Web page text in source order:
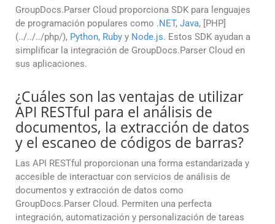
GroupDocs.Parser Cloud proporciona SDK para lenguajes
de programación populares como .NET, Java, [PHP]
(../../../php/), Python, Ruby y Node.js. Estos SDK ayudan a
simplificar la integración de GroupDocs.Parser Cloud en
sus aplicaciones.
¿Cuáles son las ventajas de utilizar
API RESTful para el análisis de
documentos, la extracción de datos
y el escaneo de códigos de barras?
Las API RESTful proporcionan una forma estandarizada y
accesible de interactuar con servicios de análisis de
documentos y extracción de datos como
GroupDocs.Parser Cloud. Permiten una perfecta
integración, automatización y personalización de tareas